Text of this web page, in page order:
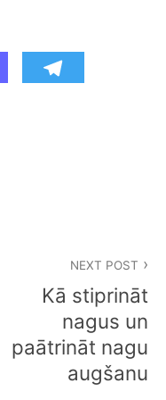
NEXT POST
Kā stiprināt
nagus un
paātrināt nagu
augšanu